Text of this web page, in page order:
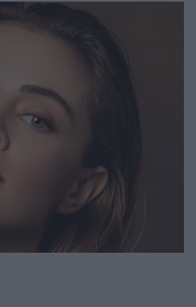
και το εξωτερικό.